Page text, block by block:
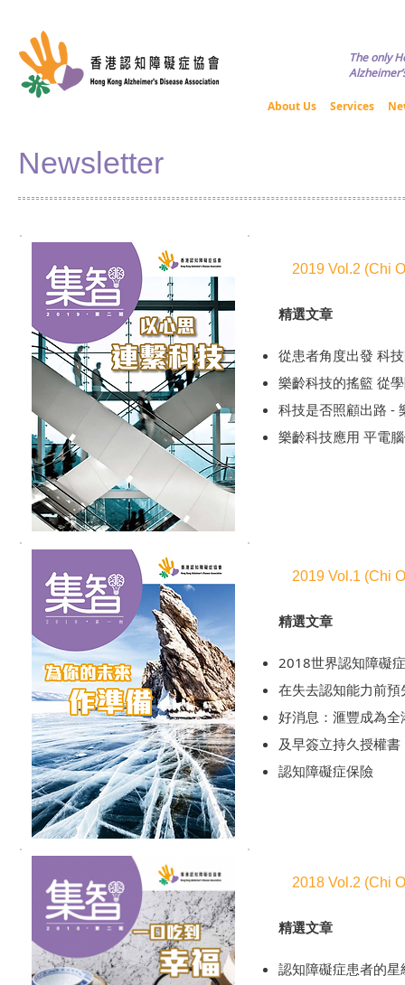
The only
About Us Services
Newsletter
2019 Vol.2 (Chi
精選文章
從患者角度出發 科
樂齡科技的搖籃 從
科技是否照顧出路 -
樂齡科技應用 平電
2019 Vol.1 (Chi
精選文章
2018世界認知障礙
在失去認知能力前預
好消息：滙豐成為
及早簽立持久授權
認知障礙症保險
2018 Vol.2 (Chi
精選文章
認知障礙症患者的星